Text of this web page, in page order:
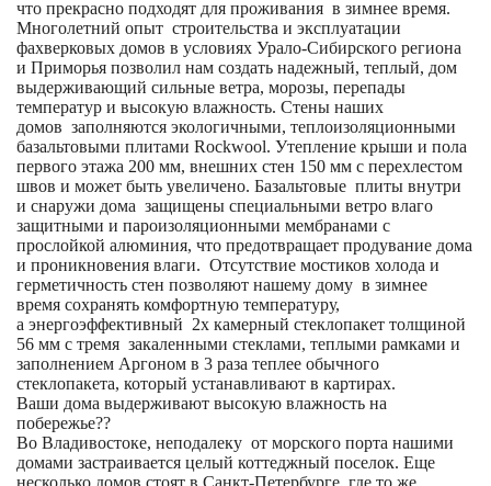
что прекрасно подходят для проживания в зимнее время.
Многолетний опыт строительства и эксплуатации
фахверковых домов в условиях Урало-Сибирского региона
и Приморья позволил нам создать надежный, теплый, дом
выдерживающий сильные ветра, морозы, перепады
температур и высокую влажность. Стены наших
домов заполняются экологичными, теплоизоляционными
базальтовыми плитами Rockwool. Утепление крыши и пола
первого этажа 200 мм, внешних стен 150 мм с перехлестом
швов и может быть увеличено. Базальтовые плиты внутри
и снаружи дома защищены специальными ветро влаго
защитными и пароизоляционными мембранами с
прослойкой алюминия, что предотвращает продувание дома
и проникновения влаги. Отсутствие мостиков холода и
герметичность стен позволяют нашему дому в зимнее
время сохранять комфортную температуру,
а энергоэффективный 2х камерный стеклопакет толщиной
56 мм с тремя закаленными стеклами, теплыми рамками и
заполнением Аргоном в 3 раза теплее обычного
стеклопакета, который устанавливают в картирах.
Ваши дома выдерживают высокую влажность на
побережье??
Во Владивостоке, неподалеку от морского порта нашими
домами застраивается целый коттеджный поселок. Еще
несколько домов стоят в Санкт-Петербурге, где то же